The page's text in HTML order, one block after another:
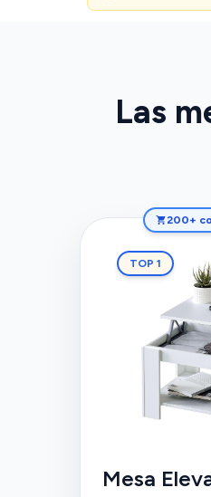
Las
200+
TOP 1
Mesa